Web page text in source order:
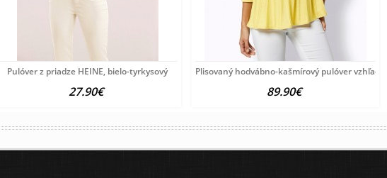
Pulóver z priadze HEINE, bielo-tyrkysový
27.90€
Plisovaný hodvábno-kašmírový pulóver
89.90€